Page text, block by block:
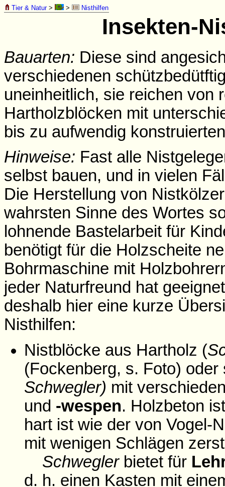
Tier & Natur> > Nisthilfen
Insekten-
Bauarten: Diese sind
verschiedenen
uneinheitlich, sie reichen von
Hartholzblöcken mit
bis zu aufwendig
Hinweise: Fast alle
selbst bauen, und in vielen
Die Herstellung von
wahrsten Sinne des Wortes
lohnende Bastelarbeit für
benötigt für die Holzscheite
Bohrmaschine mit
jeder Naturfreund hat
deshalb hier eine kurze
Nisthilfen:
Nistblöcke aus Hartholz (
(Fockenberg, s. Foto)
Schwegler) mit
und -wespen. Holzbeton
hart ist wie der von Vogel-
mit wenigen Schlägen
Schweglerbietet für
d. h. einen Kasten mit